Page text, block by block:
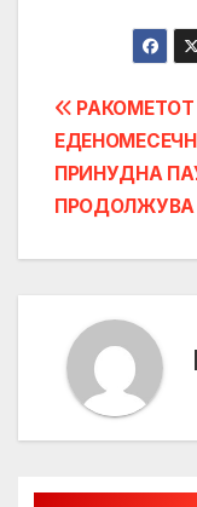
Post
ПРИНУДНА
ПРОДОЛЖУВА